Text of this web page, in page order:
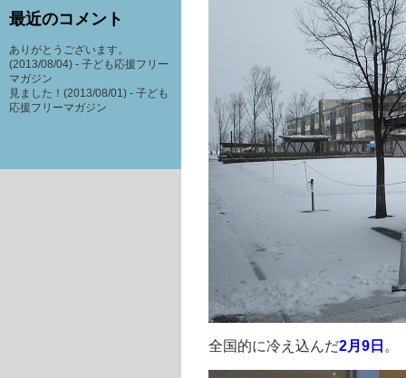
全国的に冷え込んだ2月9日 。
最近のコメント
ありがとうございます。
(2013/08/04) - 子ども応援フリー
マガジン
見ました！(2013/08/01) - 子ども
応援フリーマガジン